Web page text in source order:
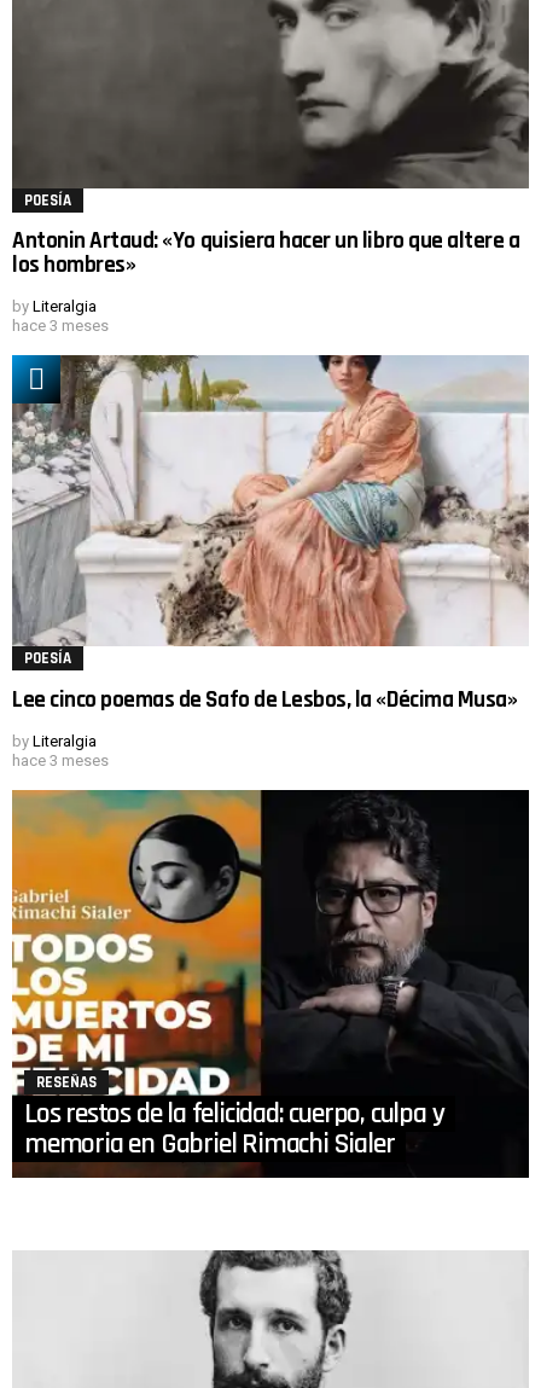
POESÍA
Antonin Artaud: «Yo quisiera hacer un libro que altere a
los hombres»
by Literalgia
hace 3 meses
POESÍA
Lee cinco poemas de Safo de Lesbos, la «Décima Musa»
by Literalgia
hace 3 meses
RESEÑAS
Los restos de la felicidad: cuerpo, culpa y
memoria en Gabriel Rimachi Sialer